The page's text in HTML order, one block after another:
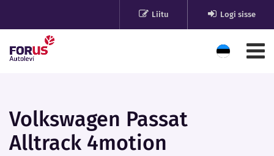
Liitu Logi sisse
Volkswagen Passat
Alltrack 4motion